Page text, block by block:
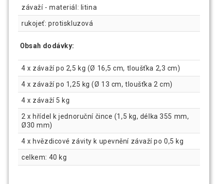
závaží - materiál: litina
rukojeť: protiskluzová
Obsah dodávky:
4 x závaží po 2,5 kg (Ø 16,5 cm, tloušťka 2,3 cm)
4 x závaží po 1,25 kg (Ø 13 cm, tloušťka 2 cm)
4 x závaží 5 kg
2 x hřídel k jednoruční čince (1,5 kg, délka 355 mm,
Ø30 mm)
4 x hvězdicové závity k upevnění závaží po 0,5 kg
celkem: 40 kg